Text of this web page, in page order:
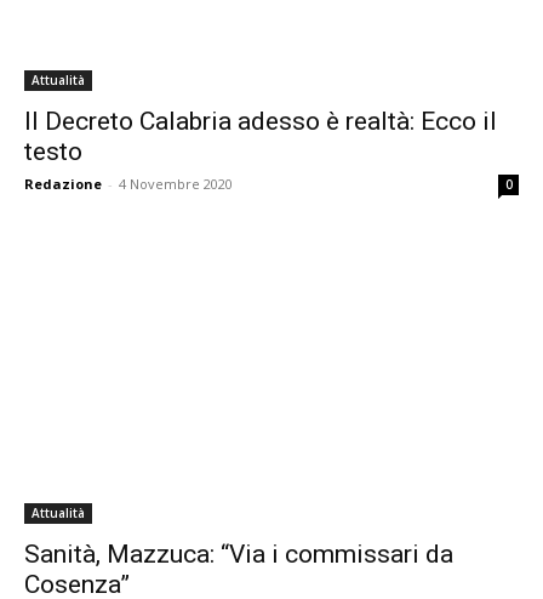
Attualità
Il Decreto Calabria adesso è realtà: Ecco il
testo
Redazione - 4 Novembre 2020 0
Attualità
Sanità, Mazzuca: “Via i commissari da
Cosenza”